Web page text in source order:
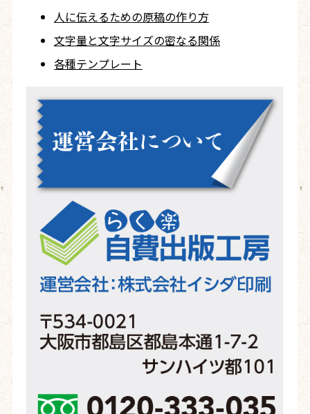
人に伝えるための原稿の作り方
文字量と文字サイズの密なる関係
各種テンプレート